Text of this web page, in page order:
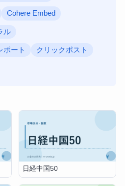
Cohere Embed
ル
ポート クリックポスト
日経中国50